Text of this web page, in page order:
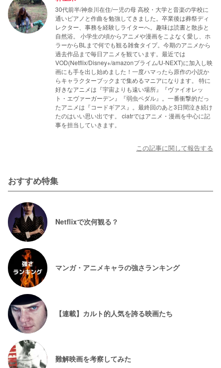
30代前半/神奈川在住/一児の母 高校・大学と音楽の学校に
通いピアノと作曲を勉強してきました。卒業後は葬祭ディ
レクター、事務を経験しライターへ。趣味は読書と散歩と
自然浴。 小学生の頃からアニメや漫画をこよなく愛し、ホ
ラーからBLまで何でも観る雑食タイプ。今期のアニメから
過去作品まで毎日アニメを観ています。最近では
VOD(Netflix/Disney+/amazonプライム/U-NEXT)に加入し映
画にも手を出し始めました！一度ハマったら原作の小説か
らキャラクターブックまで集めるマニアになります。 特に
好きなアニメは『宇宙よりも遠い場所』『ヴァイオレッ
ト・エヴァーガーデン』『弱虫ペダル』。一番衝撃的だっ
たアニメは『コードギアス』。最終回のあと3日間泣き続け
たのはいい思い出です。 ciatrではアニメ・漫画を中心に記
事を担当していきます。
この記事に関して報告する
おすすめ特集
Netflixで次何観る？
マンガ・アニメキャラの強さランキング
【連載】カルト的人気を誇る映画たち
難解映画を考察してみた